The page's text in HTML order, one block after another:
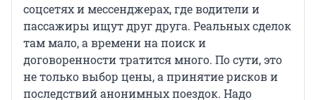
соцсетях и мессенджерах, где водители и
пассажиры ищут друг друга. Реальных сделок
там мало, а времени на поиск и
договоренности тратится много. По сути, это
не только выбор цены, а принятие рисков и
последствий анонимных поездок. Надо